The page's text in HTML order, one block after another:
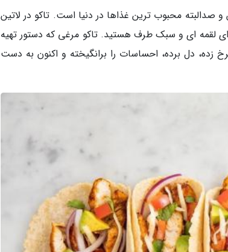
صدالبته محبوب ترین غذاها در دنیا است. تاکو در لاتین
لقمه ای و سبک طرف هستید. تاکو مرغی که دستور تهیه
زده، دل برده، احساسات را برانگیخته و اکنون به دست